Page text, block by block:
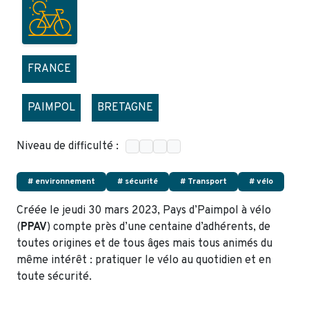
FRANCE
PAIMPOL BRETAGNE
Niveau de difficulté :
# environnement # sécurité # Transport # vélo
Créée le jeudi 30 mars 2023, Pays d’Paimpol à vélo
(PPAV) compte près d’une centaine d’adhérents, de
toutes origines et de tous âges mais tous animés du
même intérêt : pratiquer le vélo au quotidien et en
toute sécurité.